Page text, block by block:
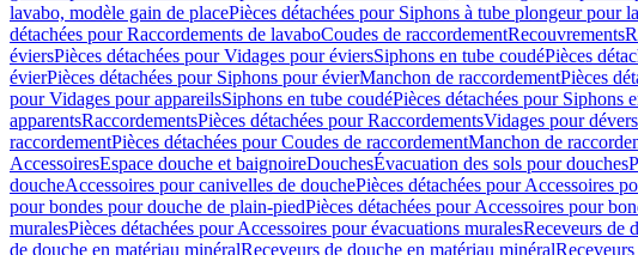
lavabo, modèle gain de placePièces détachées pour Siphons à tube plongeur pour
détachées pour Raccordements de lavaboCoudes de raccordementRecouvrements
éviersPièces détachées pour Vidages pour éviersSiphons en tube coudéPièces
évierPièces détachées pour Siphons pour évierManchon de raccordementPièces
pour Vidages pour appareilsSiphons en tube coudéPièces détachées pour Siphons
apparentsRaccordementsPièces détachées pour RaccordementsVidages pour
raccordementPièces détachées pour Coudes de raccordementManchon de
AccessoiresEspace douche et baignoireDouchesÉvacuation des sols pour douches
doucheAccessoires pour canivelles de douchePièces détachées pour Accessoires
pour bondes pour douche de plain-piedPièces détachées pour Accessoires pour
muralesPièces détachées pour Accessoires pour évacuations muralesReceveurs de
de douche en matériau minéralReceveurs de douche en matériau minéral